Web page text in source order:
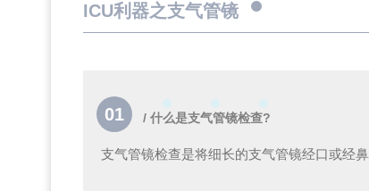
ICU利器之支气管镜
01 / 什么是支气管镜检查?
支气管镜检查是将细长的支气管镜经口或经